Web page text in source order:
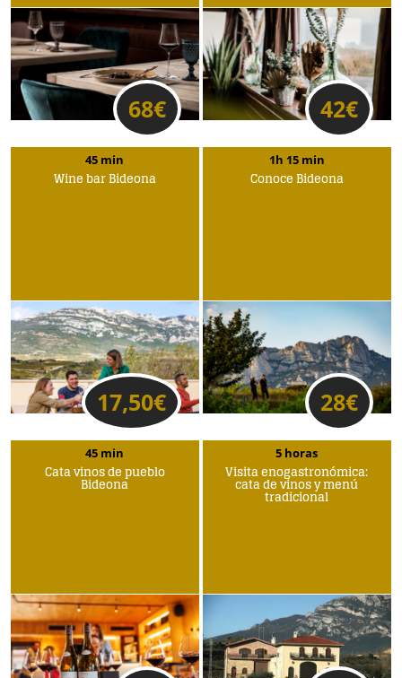
68€ 42€
45 min
Wine bar Bideona
17,50€
1h 15 min
Conoce Bideona
28€
45 min
Cata vinos de pueblo
Bideona
5 horas
Visita enogastronómica:
cata de vinos y menú
tradicional